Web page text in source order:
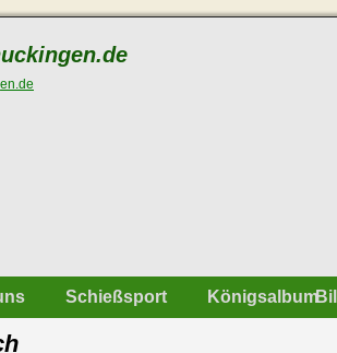
Schießsport Königsalbum